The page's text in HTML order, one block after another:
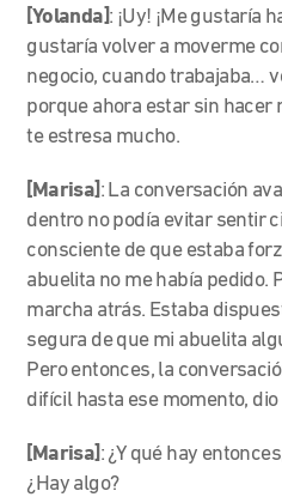
[Yolanda]: ¡Uy! ¡Me gustaría
gustaría volver a moverme
negocio, cuando trabajaba…
porque ahora estar sin hacer
te estresa mucho.
[Marisa] : La conversación
dentro no podía evitar sentir
consciente de que estaba
abuelita no me había pedido.
marcha atrás. Estaba
segura de que mi abuelita
Pero entonces, la
difícil hasta ese momento,
[Marisa] : ¿Y qué hay
¿Hay algo?